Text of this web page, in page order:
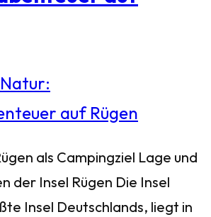
als Campingziel Lage und
der Insel Rügen Die Insel
Insel Deutschlands, liegt in